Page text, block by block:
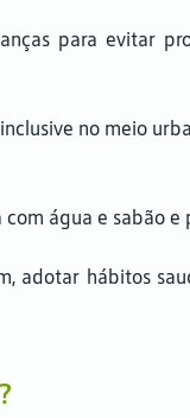
para evitar
no meio
água e sabão
adotar hábitos